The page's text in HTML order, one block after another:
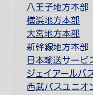
八王子地方本部
​横浜地方本部
​大宮地方本部
新幹線地方本部
日本輸送サービ
ジェイアールバ
西武バスユニオ